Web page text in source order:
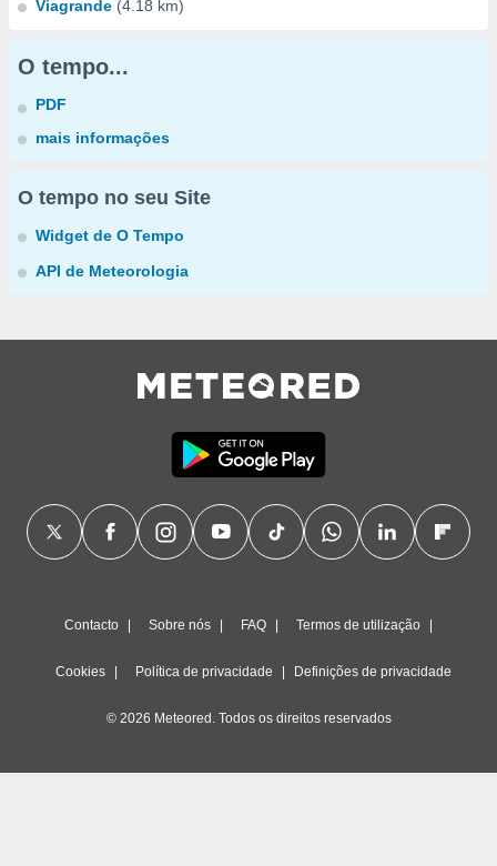
Viagrande (4.18 km)
O tempo...
PDF
mais informações
O tempo no seu Site
Widget de O Tempo
API de Meteorologia
Contacto Sobre nós FAQ Termos de utilização
Cookies Política de privacidade Definições de privacidade
© 2026 Meteored. Todos os direitos reservados